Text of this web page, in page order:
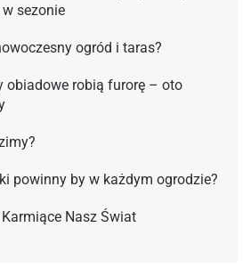
sezonie
ogród i taras?
obiadowe robią furorę – oto
powinny by w każdym ogrodzie?
Nasz Świat